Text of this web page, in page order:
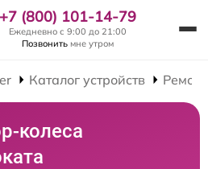
+7 (800) 101-14-79
Ежедневно с 9:00 до 21:00
Позвонить мне утром
Каталог устройств
колеса